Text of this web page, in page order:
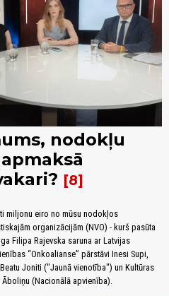
nodokļu
8
miljonu eiro no mūsu nodokļos
organizācijām (NVO) - kurš pasūta
Filipa Rajevska saruna ar Latvijas
“Onkoalianse” pārstāvi Inesi Supi,
Joniti ("Jaunā vienotība") un Kultūras
(Nacionālā apvienība).